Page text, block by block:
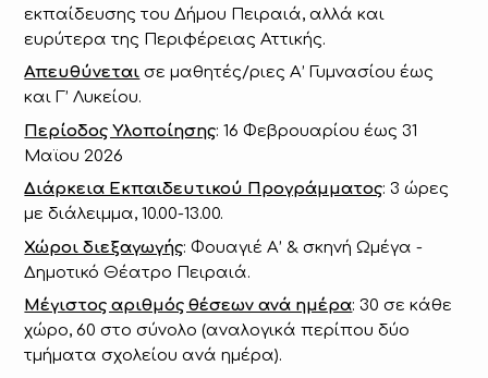
εκπαίδευσης του Δήμου Πειραιά, αλλά και
ευρύτερα της Περιφέρειας Αττικής.
Απευθύνεται σε μαθητές/ριες Α’ Γυμνασίου έως
και Γ’ Λυκείου.
Περίοδος Υλοποίησης: 16 Φεβρουαρίου έως 31
Μαϊου 2026
Διάρκεια Εκπαιδευτικού Προγράμματος: 3 ώρες
με διάλειμμα, 10.00-13.00.
Χώροι διεξαγωγής: Φουαγιέ Α’ & σκηνή Ωμέγα -
Δημοτικό Θέατρο Πειραιά.
Μέγιστος αριθμός θέσεων ανά ημέρα: 30 σε κάθε
χώρο, 60 στο σύνολο (αναλογικά περίπου δύο
τμήματα σχολείου ανά ημέρα).